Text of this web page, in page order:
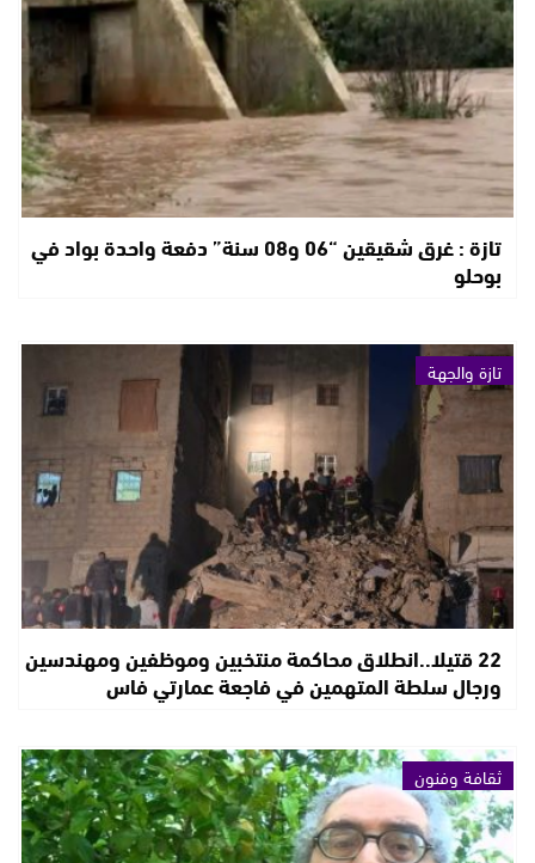
تازة : غرق شقيقين “06 و08 سنة” دفعة واحدة بواد في
بوحلو
تازة والجهة
22 قتيلا..انطلاق محاكمة منتخبين وموظفين ومهندسين
ورجال سلطة المتهمين في فاجعة عمارتي فاس
ثقافة وفنون